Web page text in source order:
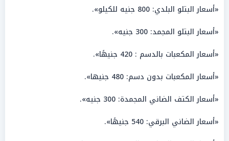
«أسعار البتلو البلدي: 800 جنيه للكيلو».
«أسعار البتلو المجمد: 300 جنيه».
«أسعار المكعبات بالدسم : 420 جنيهًا».
«أسعار المكعبات بدون دسم: 480 جنيها».
«أسعار الكتف الضاني المجمدة: 300 جنيه».
«أسعار الضاني البرقي: 540 جنيهًا».